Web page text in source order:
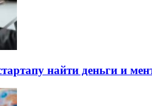
найти деньги и